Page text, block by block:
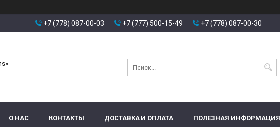
+7 (778) 087-00-03 +7 (777) 500-15-49 +7 (778) 087-00-30
-
О НАС КОНТАКТЫ ДОСТАВКА И ОПЛАТА ПОЛЕЗНАЯ ИНФОРМАЦИЯ